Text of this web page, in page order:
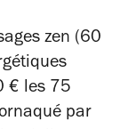
zen (60
€ les 75
par